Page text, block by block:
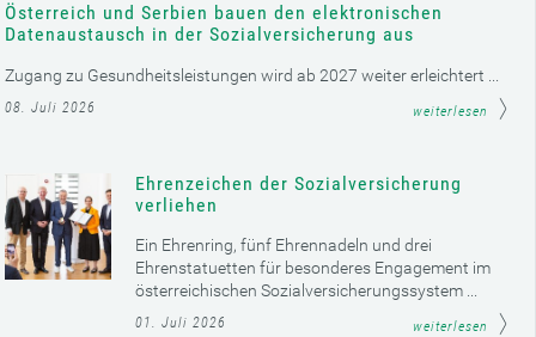
Österreich und Serbien bauen den elektronischen
Datenaustausch in der Sozialversicherung aus
Zugang zu Gesundheitsleistungen wird ab 2027 weiter erleichtert ...
08. Juli 2026 weiterlesen
Ehrenzeichen der Sozialversicherung
verliehen
Ein Ehrenring, fünf Ehrennadeln und drei
Ehrenstatuetten für besonderes Engagement im
österreichischen Sozialversicherungssystem ...
01. Juli 2026 weiterlesen